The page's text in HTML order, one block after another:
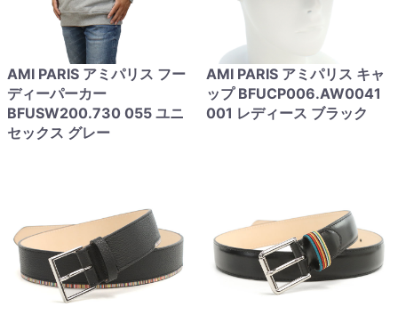
AMI PARIS アミパリス フー
ディーパーカー
BFUSW200.730 055 ユニ
セックス グレー
AMI PARIS アミパリス キャ
ップ BFUCP006.AW0041
001 レディース ブラック